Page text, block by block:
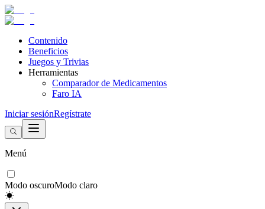
Contenido
Beneficios
Juegos y Trivias
Herramientas
Comparador de Medicamentos
Faro IA
Iniciar sesiónRegístrate
Menú
Modo oscuroModo claro